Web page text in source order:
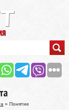
» Понятие